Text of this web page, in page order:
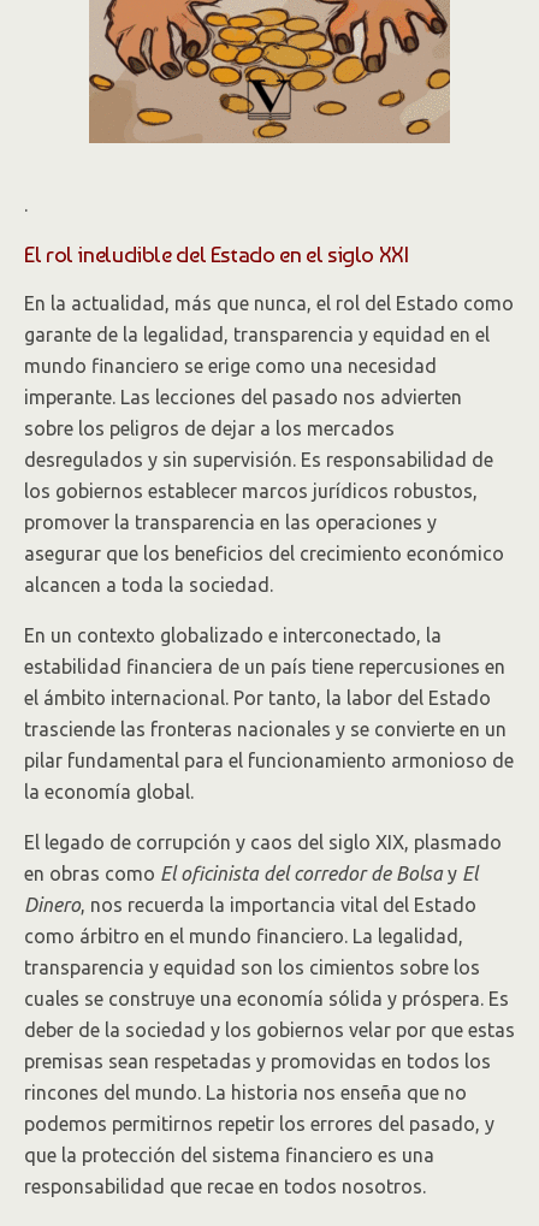
.
El rol ineludible del Estado en el siglo XXI
En la actualidad, más que nunca, el rol del Estado como
garante de la legalidad, transparencia y equidad en el
mundo financiero se erige como una necesidad
imperante. Las lecciones del pasado nos advierten
sobre los peligros de dejar a los mercados
desregulados y sin supervisión. Es responsabilidad de
los gobiernos establecer marcos jurídicos robustos,
promover la transparencia en las operaciones y
asegurar que los beneficios del crecimiento económico
alcancen a toda la sociedad.
En un contexto globalizado e interconectado, la
estabilidad financiera de un país tiene repercusiones en
el ámbito internacional. Por tanto, la labor del Estado
trasciende las fronteras nacionales y se convierte en un
pilar fundamental para el funcionamiento armonioso de
la economía global.
El legado de corrupción y caos del siglo XIX, plasmado
en obras como El oficinista del corredor de Bolsay El
Dinero, nos recuerda la importancia vital del Estado
como árbitro en el mundo financiero. La legalidad,
transparencia y equidad son los cimientos sobre los
cuales se construye una economía sólida y próspera. Es
deber de la sociedad y los gobiernos velar por que estas
premisas sean respetadas y promovidas en todos los
rincones del mundo. La historia nos enseña que no
podemos permitirnos repetir los errores del pasado, y
que la protección del sistema financiero es una
responsabilidad que recae en todos nosotros.